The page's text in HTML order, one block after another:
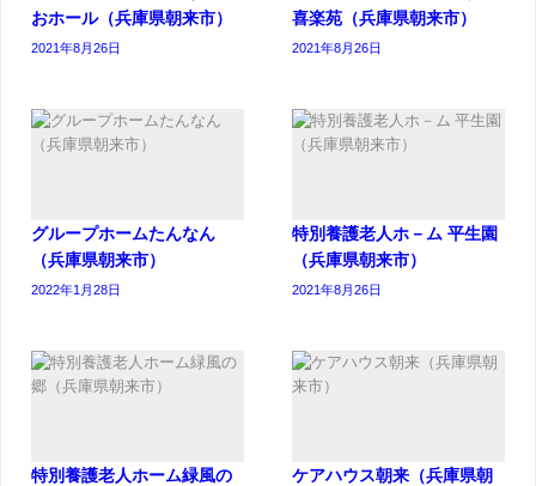
おホール（兵庫県朝来市）
2021年8月26日
喜楽苑（兵庫県朝来市）
2021年8月26日
グループホームたんなん
（兵庫県朝来市）
2022年1月28日
特別養護老人ホ－ム 平生園
（兵庫県朝来市）
2021年8月26日
特別養護老人ホーム緑風の
ケアハウス朝来（兵庫県朝